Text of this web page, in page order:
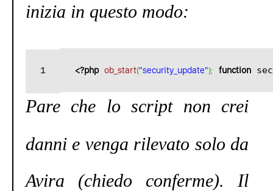
inizia in questo modo:
1 <?php ob_start("security_update"); function
Pare che lo script non crei
danni e venga rilevato solo da
Avira (chiedo conferme). Il